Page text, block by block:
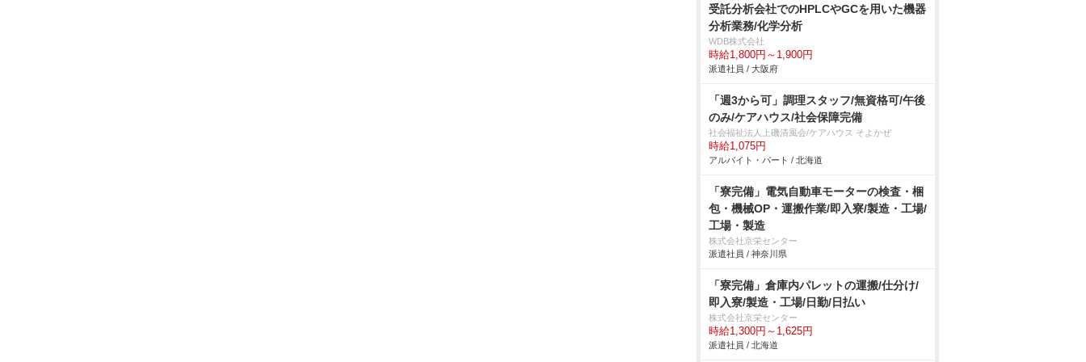
受託分析会社でのHPLCやGCを用いた機器
分析業務/化学分析
WDB株式会社
時給1,800円～1,900円
派遣社員 / 大阪府
「週3から可」調理スタッフ/無資格可/午後
のみ/ケアハウス/社会保障完備
社会福祉法人上磯清風会/ケアハウス そよかぜ
時給1,075円
アルバイト・パート / 北海道
「寮完備」電気自動車モーターの検査・梱
包・機械OP・運搬作業/即入寮/製造・工場/
工場・製造
株式会社京栄センター
派遣社員 / 神奈川県
「寮完備」倉庫内パレットの運搬/仕分け/
即入寮/製造・工場/日勤/日払い
株式会社京栄センター
時給1,300円～1,625円
派遣社員 / 北海道